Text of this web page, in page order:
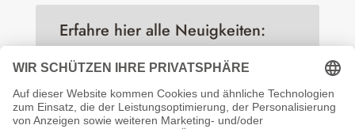
Erfahre hier alle Neuigkeiten:
Folgen